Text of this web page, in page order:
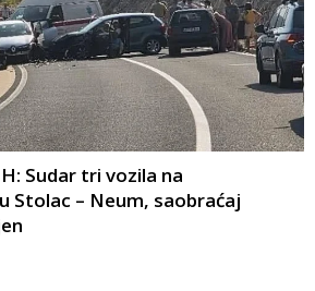
Sudar tri vozila na
Stolac – Neum, saobraćaj